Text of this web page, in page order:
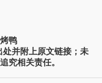
鸭
并附上原文链接；未
究相关责任。